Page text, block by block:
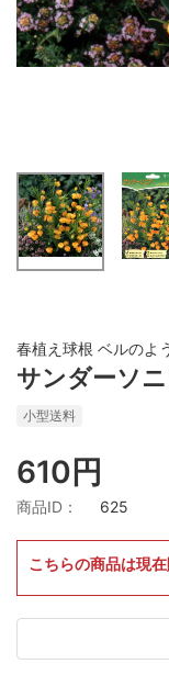
春植え球根 ベルのよ
サンダーソ
小型送料
610円
商品ID： 625
こちらの商品は現